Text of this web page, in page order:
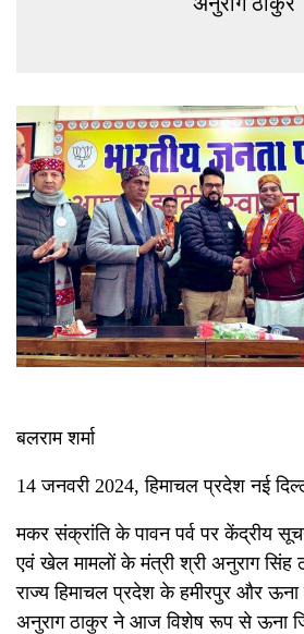
बलराम शर्मा
14 जनवरी 2024, हिमाचल प्रदेश नई
मकर संक्रांति के पावन पर्व पर केंद्रीय
एवं खेल मामलों के मंत्री श्री अनुराग
राज्य हिमाचल प्रदेश के हमीरपुर और
अनुराग ठाकुर ने आज विशेष रूप से ऊना